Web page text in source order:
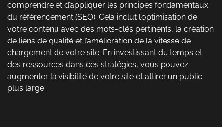
comprendre et d’appliquer les principes fondamentaux
du référencement (SEO). Cela inclut l’optimisation de
votre contenu avec des mots-clés pertinents, la création
de liens de qualité et l’amélioration de la vitesse de
chargement de votre site. En investissant du temps et
des ressources dans ces stratégies, vous pouvez
augmenter la visibilité de votre site et attirer un public
plus large.